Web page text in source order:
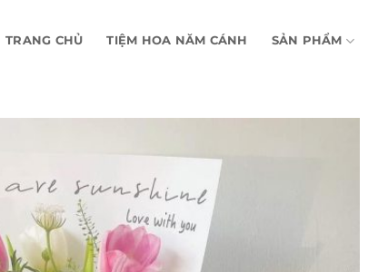
TRANG CHỦ TIỆM HOA NĂM CÁNH SẢN PHẨM